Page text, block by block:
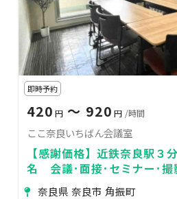
即時予約
420 円 〜 920 円 /時間
ここ奈良いちばん会議室
【感謝価格】近鉄奈良駅
名 会議･面接･セミナー･撮
適 Wi-Fiは光ファイバー接続
奈良県 奈良市 角振町